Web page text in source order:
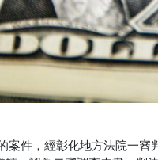
案件，經彰化地方法院一